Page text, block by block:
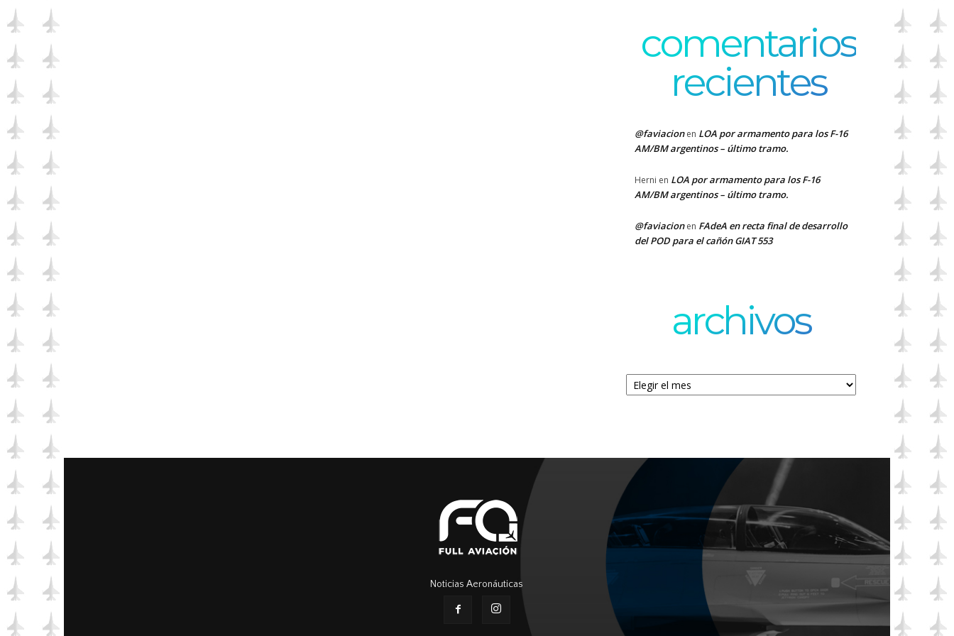
comentarios
recientes
@faviacionen LOA por armamento para los F-16
AM/BM argentinos – último tramo.
Herni en LOA por armamento para los F-16
AM/BM argentinos – último tramo.
@faviacionen FAdeA en recta final de desarrollo
del POD para el cañón GIAT 553
archivos
Archivos
Noticias Aeronáuticas